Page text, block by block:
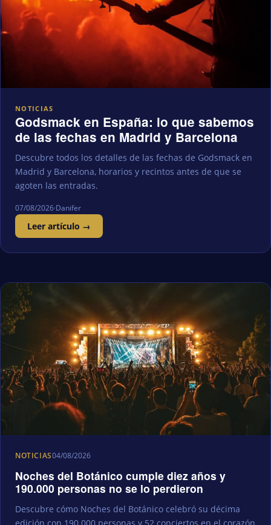
NOTICIAS
Godsmack en España: lo que sabemos
de las fechas en Madrid y Barcelona
Descubre todos los detalles de las fechas de Godsmack en
Madrid y Barcelona, horarios y recintos antes de que se
agoten las entradas.
07/08/2026·Danifer
Leer artículo →
NOTICIAS04/08/2026
Noches del Botánico cumple diez años y
190.000 personas no se lo perdieron
Descubre cómo Noches del Botánico celebró su décima